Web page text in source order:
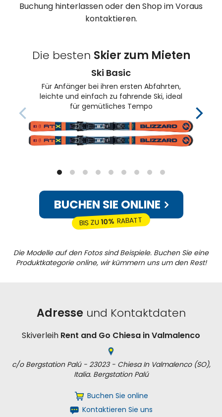
Buchung hinterlassen oder den Shop im Voraus
kontaktieren.
Die besten Skier zum Mieten
Ski Basic
Für Anfänger bei ihren ersten Abfahrten,
leichte und einfach zu fahrende Ski, ideal
für gemütliches Tempo
BUCHEN SIE ONLINE
BIS ZU10% RABATT
Die Modelle auf den Fotos sind Beispiele. Buchen Sie eine
Produktkategorie online, wir kümmern uns um den Rest!
Adresse und Kontaktdaten
Skiverleih Rent and Go Chiesa in Valmalenco
c/o Bergstation Palú - 23023 - Chiesa In Valmalenco (SO),
Italia. Bergstation Palú
Buchen Sie online
Kontaktieren Sie uns